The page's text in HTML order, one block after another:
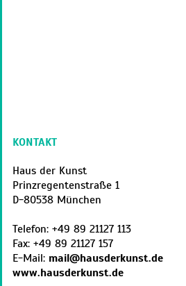
KONTAKT
Haus der Kunst
Prinzregentenstraße 1
D-80538 München
Telefon: +49 89 21127 113
Fax: +49 89 21127 157
E-Mail: mail@hausderkunst.de
www.hausderkunst.de